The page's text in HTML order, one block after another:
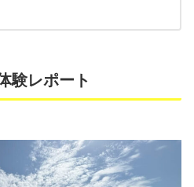
験レポート